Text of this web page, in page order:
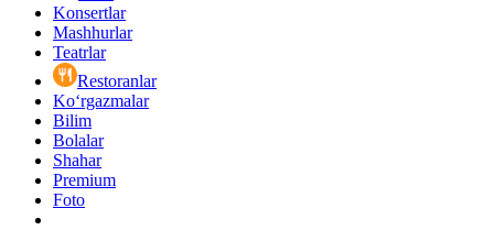
Konsertlar
Mashhurlar
Teatrlar
Restoranlar
Ko‘rgazmalar
Bilim
Bolalar
Shahar
Premium
Foto